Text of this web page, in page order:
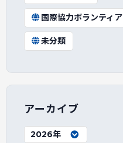
国際協力ボランティア
未分類
アーカイブ
2026年